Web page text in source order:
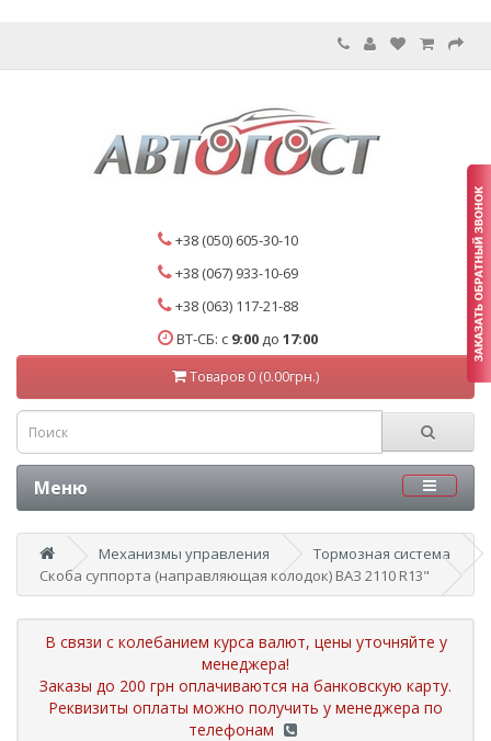
+38 (050) 605-30-10
+38 (067) 933-10-69
+38 (063) 117-21-88
ВТ-СБ: с 9:00 до 17:00
Товаров 0 (0.00грн.)
Меню
Механизмы управления
Тормозная система
Скоба суппорта (направляющая колодок) ВАЗ 2110 R13"
В связи с колебанием курса валют, цены уточняйте у
менеджера!
Заказы до 200 грн оплачиваются на банковскую карту.
Реквизиты оплаты можно получить у менеджера по
телефонам